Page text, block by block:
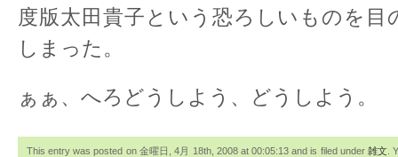
度版太田貴子という恐ろしいものを目
しまった。
ぁぁ、へろどうしよう、どうしよう。
This entry was posted on 金曜日, 4月 18th, 2008 at 00:05:13 and is filed under 雑文 .